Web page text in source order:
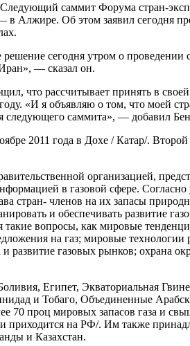
саммит Форума стран-
в Алжире. Об этом заявил сегодня
сегодня утром о проведении
— сказал он.
что рассчитывает принять в
«И я объявляю о том, что моей
следующего саммита», — добавил
2011 года в Дохе / Катар/. Второй
организацией,
в газовой сфере. Согласно
стран- членов на их запасы
и обеспечивать развитие
вопросы, как мировые
на газ; мировые технологии
и развитие газовых рынков; охрана
Египет, Экваториальная
и Тобаго, Объединенные
70 проц мировых запасов газа и
на РФ/. Им также
и Казахстан.